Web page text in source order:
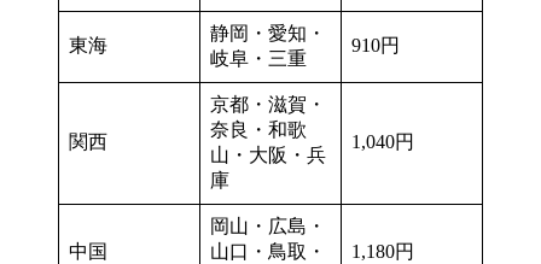
東海
静岡・愛知・
岐阜・三重
910円
関西
京都・滋賀・
奈良・和歌
山・大阪・兵
庫
1,040円
中国
岡山・広島・
山口・鳥取・
1,180円